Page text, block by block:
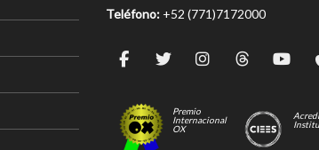
Teléfono: +52 (771)7172000
Premio
Internacional
OX